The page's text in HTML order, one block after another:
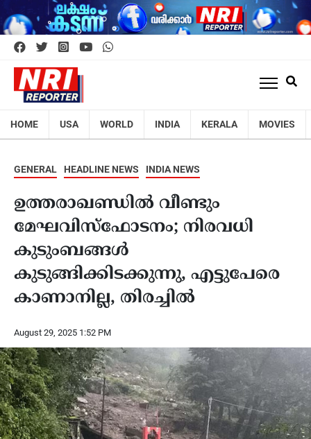
HOME USA WORLD INDIA KERALA MOVIES
GENERAL HEADLINE NEWS INDIA NEWS
ഉത്തരാഖണ്ഡില്‍ വീണ്ടും
മേഘവിസ്‌ഫോടനം; നിരവധി
കുടുംബങ്ങള്‍
കുടുങ്ങിക്കിടക്കുന്നു, എട്ടുപേരെ
കാണാനില്ല, തിരച്ചില്‍
August 29, 2025 1:52 PM